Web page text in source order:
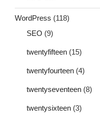
WordPress (118)
SEO (9)
twentyfifteen (15)
twentyfourteen (4)
twentyseventeen (8)
twentysixteen (3)